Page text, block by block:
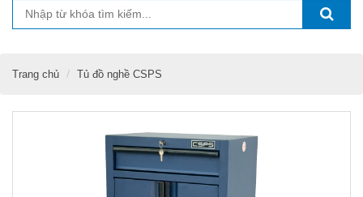
Trang chủ Tủ đồ nghề CSPS